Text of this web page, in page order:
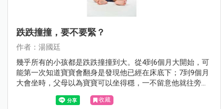
跌跌撞撞，要不要緊？
作者：湯國廷
幾乎所有的小孩都是跌跌撞撞到大。從4到6個月大開始，可
能第一次知道寶寶會翻身是發現他已經在床底下；7到9個月
大會坐時，父母以為寶寶可以坐得穩，一不留意他就往旁或
後傾倒；1歲剛會走路，搖搖晃晃，一不小心，不是往前就
是往後撲倒；更不用說，2歲時爬上爬下，不知天高地厚，
收藏